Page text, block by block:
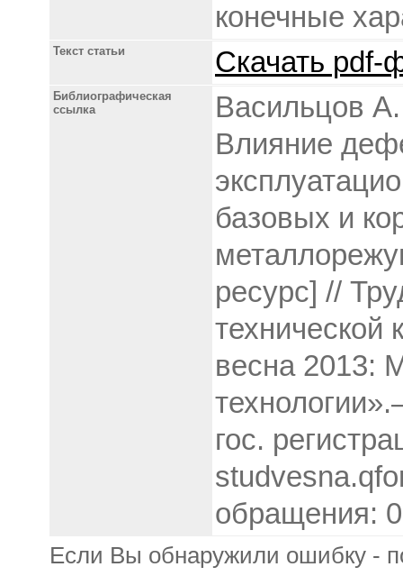
конечные
Текст статьи Скачать pdf-
Библиографическая
ссылка
Васильцов
Влияние
базовых и
ресурс] //
технической
весна 2013:
гос.
обращения:
Если Вы обнаружили ошибку -